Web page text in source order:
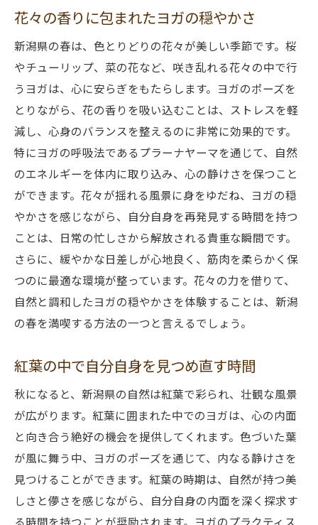
花々の香りに包まれたヨガの穏やかさ
新潟県の春は、色とりどりの花々が美しい季節です。桜
やチューリップ、菜の花など、咲き乱れる花々の中で行
うヨガは、心に安らぎをもたらします。ヨガのポーズを
とりながら、花の香りを吸い込むことは、ストレスを軽
減し、心身のバランスを整えるのに非常に効果的です。
特にヨガの呼吸法であるプラーナヤーマを通じて、自然
のエネルギーを体内に取り込み、心の静けさを保つこと
ができます。花々が揺れる風景に身をゆだね、ヨガの穏
やかさを感じながら、自分自身を再発見する時間を持つ
ことは、日常の忙しさから解放される貴重な瞬間です。
さらに、緩やかな日差しが心地良く、筋肉を柔らかく保
つのに最適な環境が整っています。花々の力を借りて、
自然と調和したヨガの穏やかさを体験することは、新潟
の春を満喫する方法の一つと言えるでしょう。
紅葉の中で自分自身を見つめ直す時間
秋になると、新潟県の自然は紅葉で彩られ、壮観な風景
が広がります。紅葉に囲まれた中でのヨガは、心の内面
と向き合う絶好の機会を提供してくれます。色づいた葉
が風に舞う中、ヨガのポーズを通じて、内なる静けさを
見つけることができます。紅葉の時期は、自然が持つ美
しさと儚さを感じながら、自分自身の内面を深く探求す
る時間を持つことが奨励されます。ヨガのプラクティス